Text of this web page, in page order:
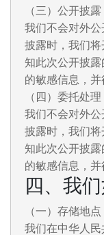
（三）公开披露
我们不会对外
披露时，我们
知此次公开披
的敏感信息，并
（四）委托处理
我们不会对外
披露时，我们
知此次公开披
的敏感信息，并
四、我
（一）存储地点
我们在中华人民